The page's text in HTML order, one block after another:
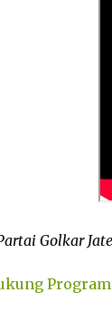
Golkar